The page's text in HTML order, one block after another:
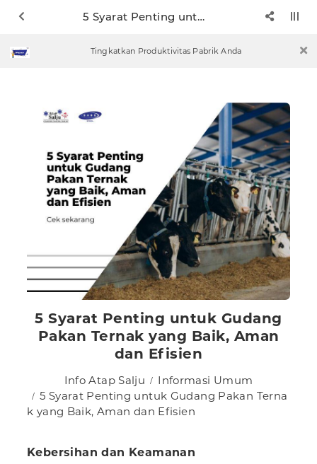
5 Syarat Penting untuk Gudang Pakan Ternak yang Baik, Aman dan Efisien
Tingkatkan Produktivitas Pabrik Anda
5 Syarat Penting untuk Gudang
Pakan Ternak yang Baik, Aman
dan Efisien
Info Atap Salju
Informasi Umum
5 Syarat Penting untuk Gudang Pakan Terna
k yang Baik, Aman dan Efisien
Kebersihan dan Keamanan